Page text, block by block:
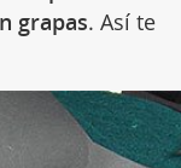
grapas. Así te